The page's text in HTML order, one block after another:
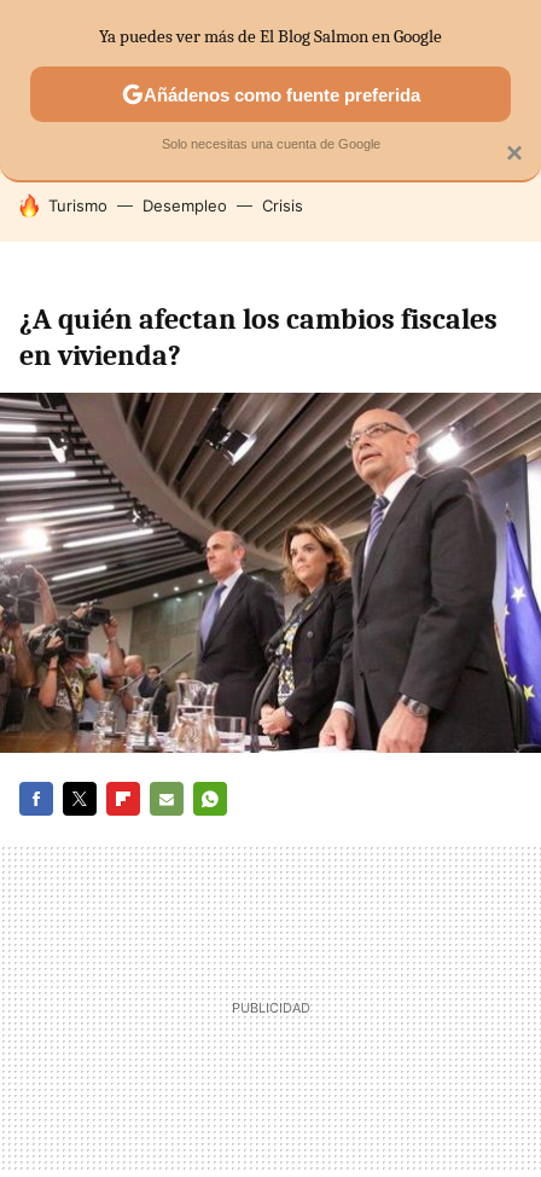
SECTORES ECONOMÍA DOMÉSTICA MERCADOS
HOY SE HABLA DE
Turismo Desempleo Crisis
¿A quién afectan los cambios fiscales
en vivienda?
MAIL
×
Ya puedes ver más de El Blog Salmon en Google
Añádenos como fuente preferida
Solo necesitas una cuenta de Google